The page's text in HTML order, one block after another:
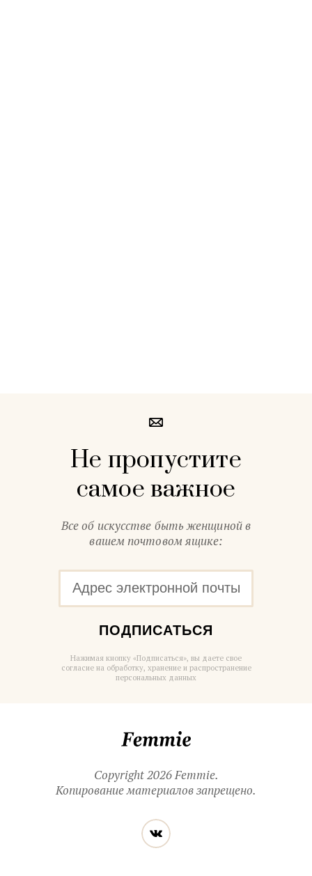
Не пропустите
самое важное
Все об искусстве быть женщиной в
вашем почтовом ящике:
ПОДПИСАТЬСЯ
Нажимая кнопку «Подписаться», вы даете свое
согласие на обработку, хранение и распространение
персональных данных
Copyright 2026 Femmie.
Копирование материалов запрещено.
Читайте
нас
в социальных